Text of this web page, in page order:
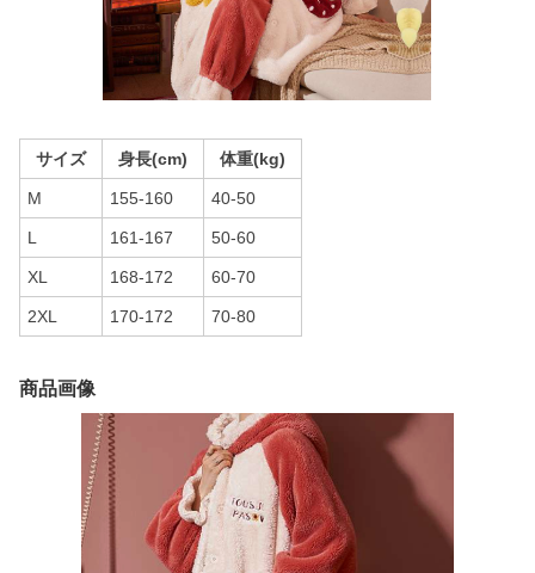
サイズ 身長(cm) 体重(kg)
M 155-160 40-50
L 161-167 50-60
XL 168-172 60-70
2XL 170-172 70-80
商品画像